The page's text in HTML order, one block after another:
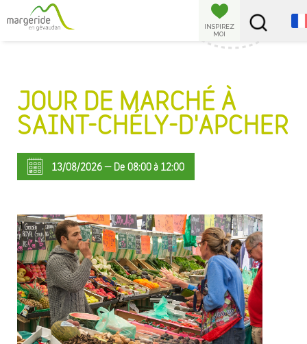
INSPIREZ
MOI
JOUR DE MARCHÉ À
SAINT-CHÉLY-D'APCHER
13/08/2026 — De 08:00 à 12:00
Panneau de gestion des cookies